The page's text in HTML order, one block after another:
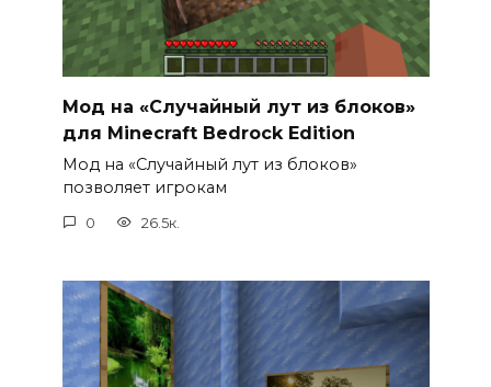
Мод на «Случайный лут из блоков»
для Minecraft Bedrock Edition
Мод на «Случайный лут из блоков»
позволяет игрокам
0 26.5к.